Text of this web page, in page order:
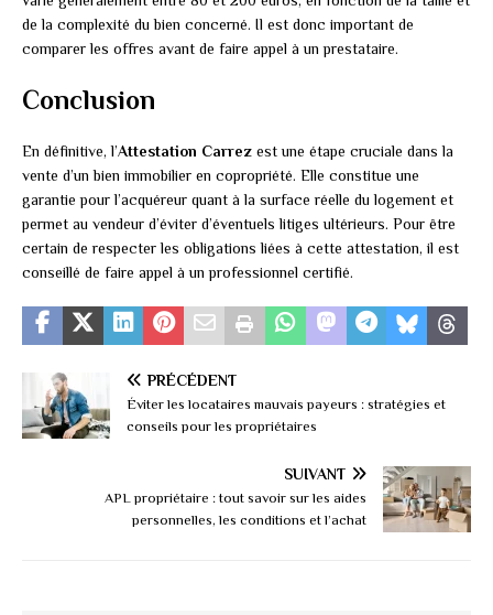
de la complexité du bien concerné. Il est donc important de
comparer les offres avant de faire appel à un prestataire.
Conclusion
En définitive, l’Attestation Carrez est une étape cruciale dans la
vente d’un bien immobilier en copropriété. Elle constitue une
garantie pour l’acquéreur quant à la surface réelle du logement et
permet au vendeur d’éviter d’éventuels litiges ultérieurs. Pour être
certain de respecter les obligations liées à cette attestation, il est
conseillé de faire appel à un professionnel certifié.
PRÉCÉDENT
Éviter les locataires mauvais payeurs : stratégies et
conseils pour les propriétaires
SUIVANT
APL propriétaire : tout savoir sur les aides
personnelles, les conditions et l’achat